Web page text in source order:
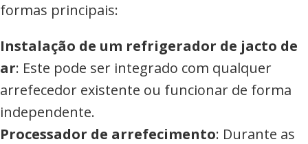
formas principais:
Instalação de um refrigerador de jacto de
ar: Este pode ser integrado com qualquer
arrefecedor existente ou funcionar de forma
independente.
Processador de arrefecimento: Durante as